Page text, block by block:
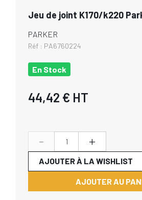
Jeu de joint K170/k220
PARKER
Réf : PA6760224
En Stock
44,42 € HT
- +
AJOUTER AU
AJOUTER À LA WISHLIST